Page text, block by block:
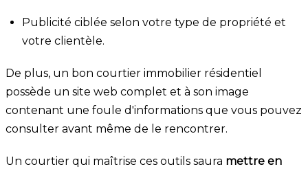
Publicité ciblée selon votre type de propriété et
votre clientèle.
De plus, un bon courtier immobilier résidentiel
possède un site web complet et à son image
contenant une foule d'informations que vous pouvez
consulter avant même de le rencontrer.
Un courtier qui maîtrise ces outils saura mettre en